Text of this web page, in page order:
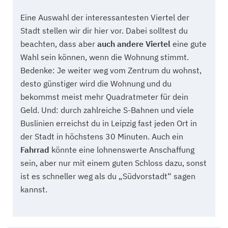
Eine Auswahl der interessantesten Viertel der
Stadt stellen wir dir hier vor. Dabei solltest du
beachten, dass aber auch andere Viertel eine gute
Wahl sein können, wenn die Wohnung stimmt.
Bedenke: Je weiter weg vom Zentrum du wohnst,
desto günstiger wird die Wohnung und du
bekommst meist mehr Quadratmeter für dein
Geld. Und: durch zahlreiche S-Bahnen und viele
Buslinien erreichst du in Leipzig fast jeden Ort in
der Stadt in höchstens 30 Minuten. Auch ein
Fahrrad könnte eine lohnenswerte Anschaffung
sein, aber nur mit einem guten Schloss dazu, sonst
ist es schneller weg als du „Südvorstadt“ sagen
kannst.